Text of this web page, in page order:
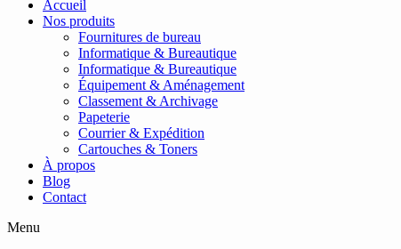
Accueil
Nos produits
Fournitures de bureau
Informatique & Bureautique
Informatique & Bureautique
Équipement & Aménagement
Classement & Archivage
Papeterie
Courrier & Expédition
Cartouches & Toners
À propos
Blog
Contact
Menu